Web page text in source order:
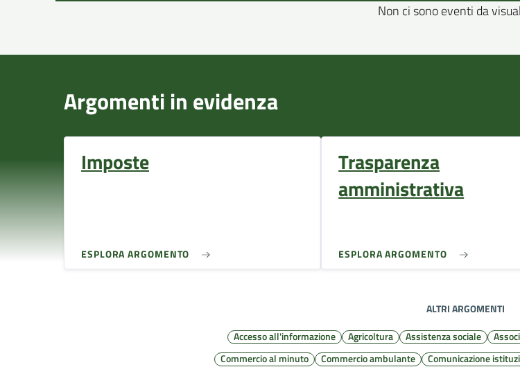
Non ci sono eventi da
Argomenti in evidenza
Imposte
ESPLORA ARGOMENTO
Trasparenza
amministrativa
ESPLORA ARGOMENTO
ALTRI ARGOMENTI
Accesso all'informazione
Agricoltura Assistenza sociale
Commercio al minuto
Commercio ambulante Comunicazione